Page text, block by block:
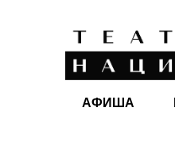
АФИША